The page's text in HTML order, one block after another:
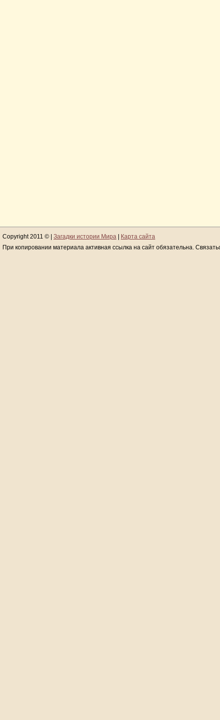
Copyright 2011 © | Загадки истории Мира
Карта сайта
При копировании материала активная ссылка на сайт обязательна.